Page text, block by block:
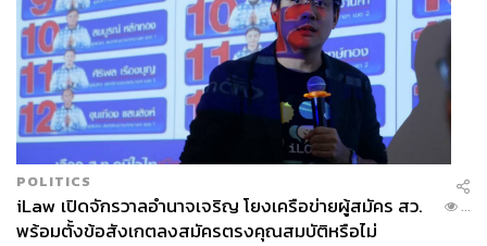
POLITICS
iLaw เปิดจักรวาลอำนาจเจริญ โยงเครือข่ายผู้สมัคร สว.
พร้อมตั้งข้อสังเกตลงสมัครตรงคุณสมบัติหรือไม่
...